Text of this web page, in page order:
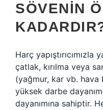
SÖVENIN
Harç
çatlak, kırılma veya
(yağmur, kar vb. hava
yüksek darbe
dayanımına sahiptir.